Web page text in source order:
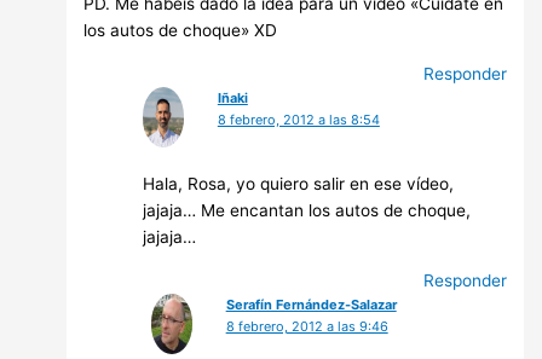
los autos de choque» XD
Responder
Iñaki
8 febrero, 2012 a las 8:54
Hala, Rosa, yo quiero salir en ese vídeo,
jajaja… Me encantan los autos de choque,
jajaja…
Responder
Serafín Fernández-Salazar
8 febrero, 2012 a las 9:46